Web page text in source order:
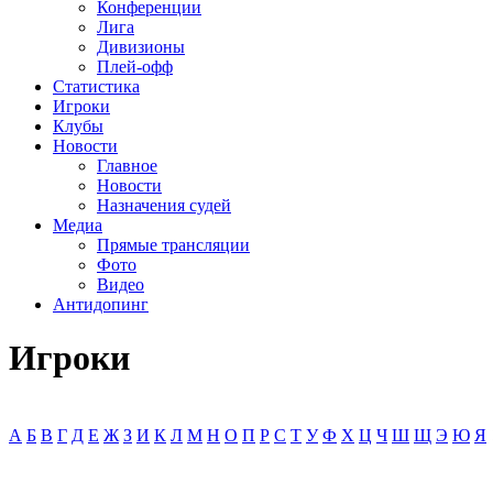
Конференции
Лига
Дивизионы
Плей-офф
Статистика
Игроки
Клубы
Новости
Главное
Новости
Назначения судей
Медиа
Прямые трансляции
Фото
Видео
Антидопинг
Игроки
А Б В Г Д Е Ж З И К Л М Н О П Р С Т У Ф Х Ц Ч Ш Щ Э Ю Я